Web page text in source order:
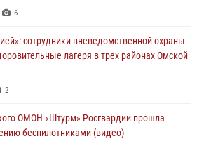
безопасность уникального передвижного
участие в крестном ходе в День крещения
Росгвардии пресечены нарушения
6
сотрудники вневедомственной охраны
лагеря в трех районах Омской
2
ОМОН «Штурм» Росгвардии прошла
беспилотниками (видео)